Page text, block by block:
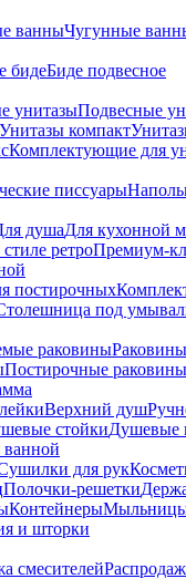
ванныЧугунные
бидеБиде пoдвеснoе
унитазыПодвесные
Унитазы компакт
Комплектующие для
писсуары
душаДля кухонной
ретроПремиум-
постирочных
под
раковины
Постирочные раковины
Верхний душ
стойкиДушевые
ванной
для рук
Полочки-решетки
Контейнеры
и шторки
смесителей